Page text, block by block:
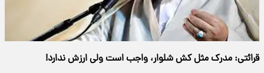
قرائتی: مدرک مثل کش شلوار، واجب است ولی ارزش ندارد!